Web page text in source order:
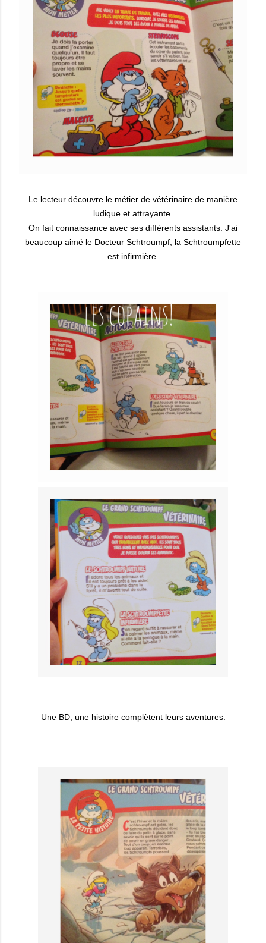
Le lecteur découvre le métier de vétérinaire de manière
ludique et attrayante.
On fait connaissance avec ses différents assistants. J'ai
beaucoup aimé le Docteur Schtroumpf, la Schtroumpfette
est infirmière.
Une BD, une histoire complètent leurs aventures.